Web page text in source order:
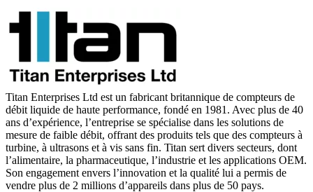
Titan Enterprises Ltd est un fabricant britannique de compteurs de
débit liquide de haute performance, fondé en 1981. Avec plus de 40
ans d’expérience, l’entreprise se spécialise dans les solutions de
mesure de faible débit, offrant des produits tels que des compteurs à
turbine, à ultrasons et à vis sans fin. Titan sert divers secteurs, dont
l’alimentaire, la pharmaceutique, l’industrie et les applications OEM.
Son engagement envers l’innovation et la qualité lui a permis de
vendre plus de 2 millions d’appareils dans plus de 50 pays.